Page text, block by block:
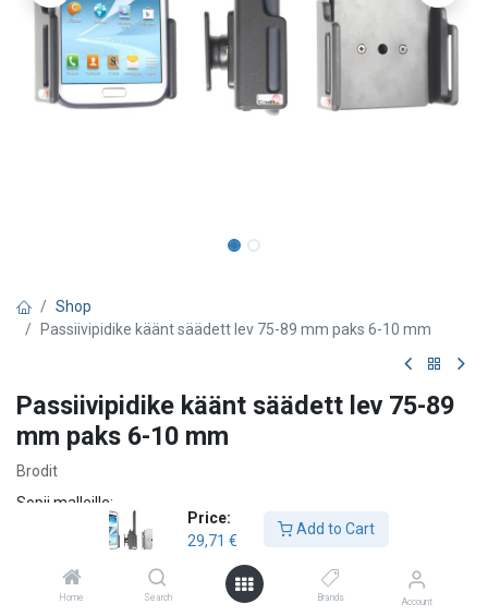
Price:
29,71 €
Add to Cart
Home Search Brands Account
Shop
Passiivipidike käänt säädett lev 75-89 mm paks 6-10 mm
Passiivipidike käänt säädett lev 75-89
mm paks 6-10 mm
Brodit
Sopii malleille:
Samsung Galaxy S25+
Samsung Galaxy S25 Ultra
Samsung Galaxy S24+ SM-S926B/DS